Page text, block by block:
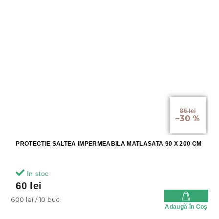
86 lei
–30 %
PROTECTIE SALTEA IMPERMEABILA MATLASATA 90 X 200 CM
In stoc
60 lei
Evaluare
600 lei / 10 buc.
Adaugă în Coş